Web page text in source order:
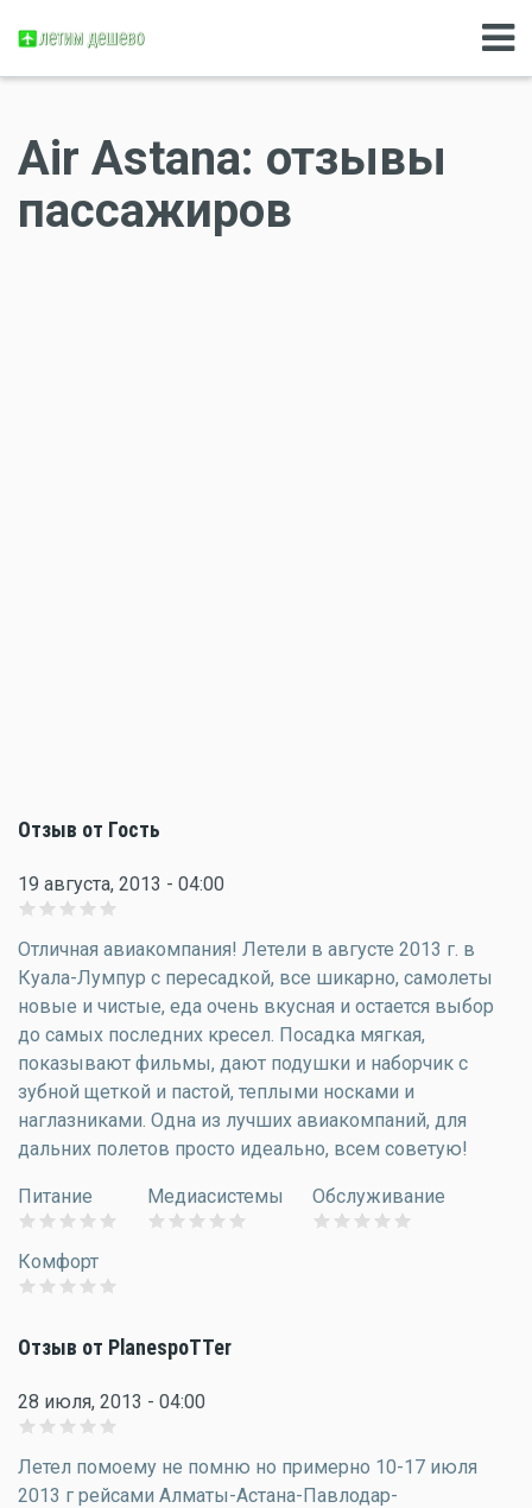
Air Astana: отзывы
пассажиров
Отзыв от Гость
19 августа, 2013 - 04:00
Отличная авиакомпания! Летели в августе 2013 г. в
Куала-Лумпур с пересадкой, все шикарно, самолеты
новые и чистые, еда очень вкусная и остается выбор
до самых последних кресел. Посадка мягкая,
показывают фильмы, дают подушки и наборчик с
зубной щеткой и пастой, теплыми носками и
наглазниками. Одна из лучших авиакомпаний, для
дальних полетов просто идеально, всем советую!
Питание Медиасистемы Обслуживание
Комфорт
Отзыв от PlanespoTTer
28 июля, 2013 - 04:00
Летел помоему не помню но примерно 10-17 июля
2013 г рейсами Алматы-Астана-Павлодар-